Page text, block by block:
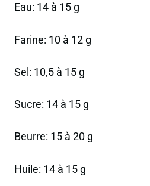
Eau: 14 à 15 g
Farine: 10 à 12 g
Sel: 10,5 à 15 g
Sucre: 14 à 15 g
Beurre: 15 à 20 g
Huile: 14 à 15 g